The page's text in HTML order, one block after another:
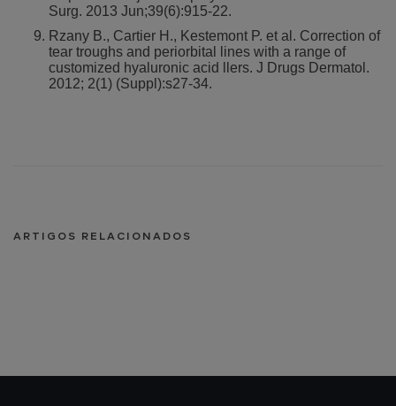
Surg. 2013 Jun;39(6):915-22.
Rzany B., Cartier H., Kestemont P. et al. Correction of
tear troughs and periorbital lines with a range of
customized hyaluronic acid llers. J Drugs Dermatol.
2012; 2(1) (Suppl):s27-34.⁣
ARTIGOS RELACIONADOS